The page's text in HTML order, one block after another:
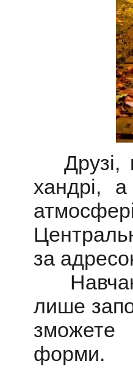
Друзі,
хандрі,
за
лише
зможете
форми.